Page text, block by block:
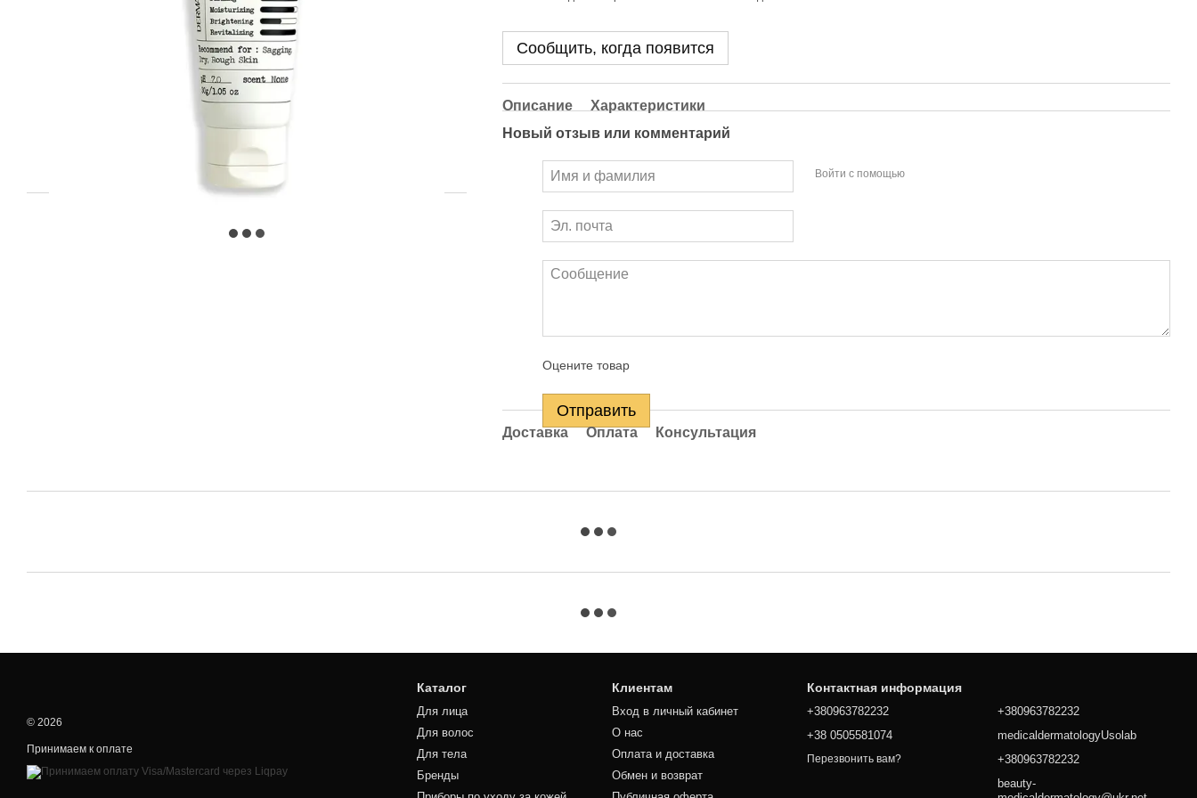
Сообщить, когда появится
Описание
Характеристики
Новый отзыв или комментарий
Войти с помощью
Оцените товар
Отправить
Доставка Оплата Консультация
© 2026
Принимаем к оплате
Каталог
Для лица
Для волос
Для тела
Бренды
Клиентам
Вход в личный кабинет
О нас
Оплата и доставка
Обмен и возврат
Контактная информация
+380963782232
+38 0505581074
Перезвонить вам?
+380963782232
medicaldermatologyUsolab
+380963782232
beauty-